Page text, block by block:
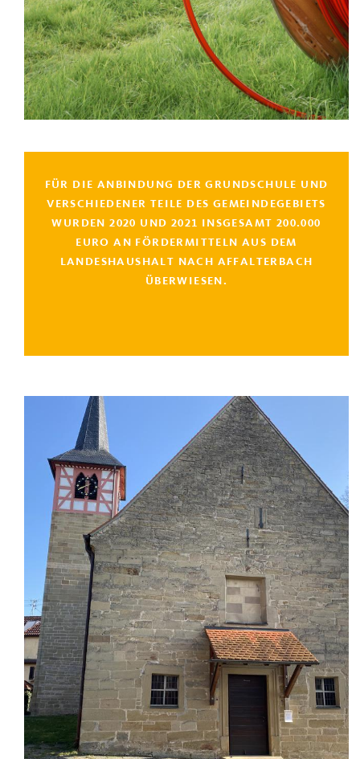
FÜR DIE ANBINDUNG DER GRUNDSCHULE UND
VERSCHIEDENER TEILE DES GEMEINDEGEBIETS
WURDEN 2020 UND 2021 INSGESAMT 200.000
EURO AN FÖRDERMITTELN AUS DEM
LANDESHAUSHALT NACH AFFALTERBACH
ÜBERWIESEN.